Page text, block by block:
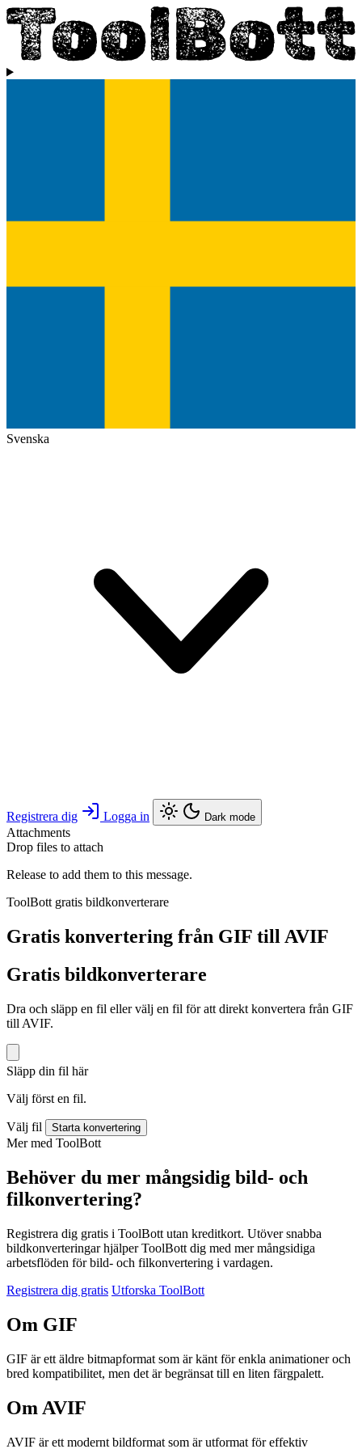
Svenska
Registrera dig Logga in Dark mode
Attachments
Drop files to attach
Release to add them to this message.
ToolBott gratis bildkonverterare
Gratis konvertering från GIF till AVIF
Gratis bildkonverterare
Dra och släpp en fil eller välj en fil för att direkt konvertera från GIF
till AVIF.
Släpp din fil här
Välj först en fil.
Välj fil Starta konvertering
Mer med ToolBott
Behöver du mer mångsidig bild- och
filkonvertering?
Registrera dig gratis i ToolBott utan kreditkort. Utöver snabba
bildkonverteringar hjälper ToolBott dig med mer mångsidiga
arbetsflöden för bild- och filkonvertering i vardagen.
Registrera dig gratis Utforska ToolBott
Om GIF
GIF är ett äldre bitmapformat som är känt för enkla animationer och
bred kompatibilitet, men det är begränsat till en liten färgpalett.
Om AVIF
AVIF är ett modernt bildformat som är utformat för effektiv